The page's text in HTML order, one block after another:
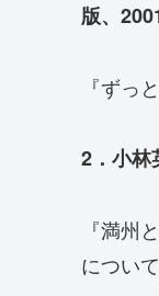
版、
『ずっ
2．小林
『満州
につい